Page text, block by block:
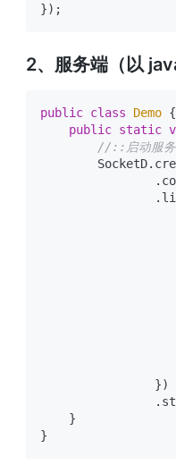
2、服务端（以
public class Demo {
public static
//::启动服
                })
    }